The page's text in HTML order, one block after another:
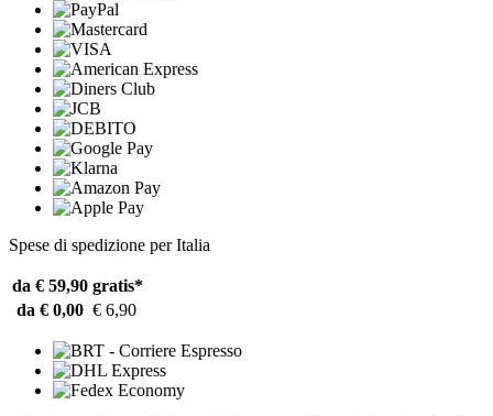
Spese di spedizione per Italia
da € 59,90 gratis*
da € 0,00 € 6,90